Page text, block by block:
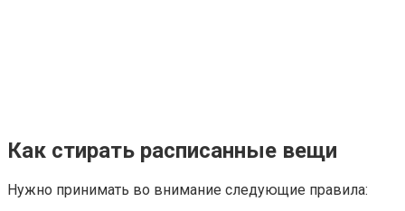
Как стирать расписанные вещи
Нужно принимать во внимание следующие правила: